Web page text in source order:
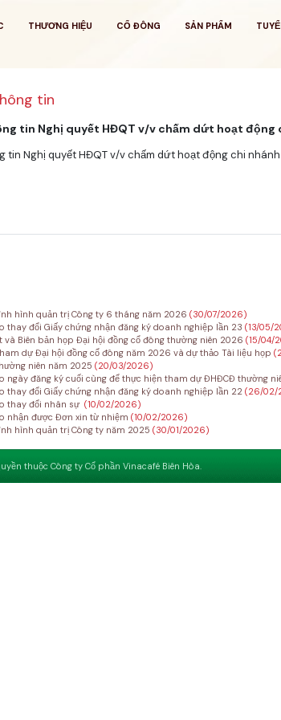
THƯƠNG HIỆU CỔ ĐÔNG SẢN PHẨM
tin
tin Nghị quyết HĐQT v/v chấm dứt hoạt động
tin Nghị quyết HĐQT v/v chấm dứt hoạt động chi nhánh
hình quản trị Công ty 6 tháng năm 2026 (30/07/2026)
thay đổi Giấy chứng nhận đăng ký doanh nghiệp lần 23 (13/05/
và Biên bản họp Đại hội đồng cổ đông thường niên 2026 (15/04/
dự Đại hội đồng cổ đông năm 2026 và dự thảo Tài liệu họp
niên năm 2025 (20/03/2026)
ngày đăng ký cuối cùng để thực hiện tham dự ĐHĐCĐ thường
thay đổi Giấy chứng nhận đăng ký doanh nghiệp lần 22 (26/02/
thay đổi nhân sự (10/02/2026)
nhận được Đơn xin từ nhiệm (10/02/2026)
hình quản trị Công ty năm 2025 (30/01/2026)
thuộc Công ty Cổ phần Vinacafé Biên Hòa.